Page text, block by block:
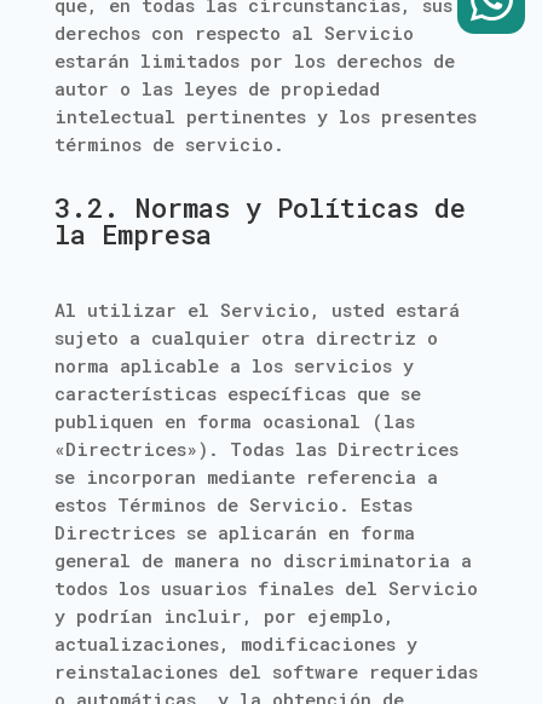
que, en todas las circunstancias, sus
derechos con respecto al Servicio
estarán limitados por los derechos de
autor o las leyes de propiedad
intelectual pertinentes y los presentes
términos de servicio.
3.2. Normas y Políticas de
la Empresa
Al utilizar el Servicio, usted estará
sujeto a cualquier otra directriz o
norma aplicable a los servicios y
características específicas que se
publiquen en forma ocasional (las
«Directrices»). Todas las Directrices
se incorporan mediante referencia a
estos Términos de Servicio. Estas
Directrices se aplicarán en forma
general de manera no discriminatoria a
todos los usuarios finales del Servicio
y podrían incluir, por ejemplo,
actualizaciones, modificaciones y
reinstalaciones del software requeridas